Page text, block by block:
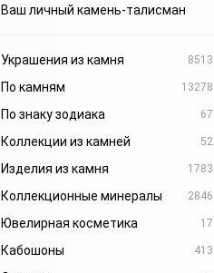
Ваш личный камень-талисман
Украшения из камня 8513
По камням 13278
По знаку зодиака 67
Коллекции из камней 52
Изделия из камня 1783
Коллекционные минералы 2846
Ювелирная косметика 17
Кабошоны 413